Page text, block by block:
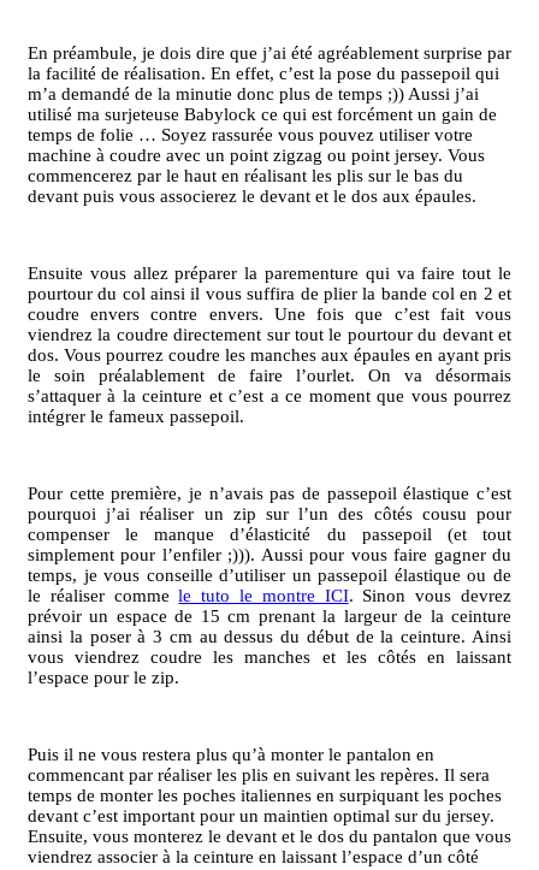
En préambule, je dois dire que j’ai été agréablement surprise par
la facilité de réalisation. En effet, c’est la pose du passepoil qui
m’a demandé de la minutie donc plus de temps ;)) Aussi j’ai
utilisé ma surjeteuse Babylock ce qui est forcément un gain de
temps de folie … Soyez rassurée vous pouvez utiliser votre
machine à coudre avec un point zigzag ou point jersey. Vous
commencerez par le haut en réalisant les plis sur le bas du
devant puis vous associerez le devant et le dos aux épaules.
Ensuite vous allez préparer la parementure qui va faire tout le
pourtour du col ainsi il vous suffira de plier la bande col en 2 et
coudre envers contre envers. Une fois que c’est fait vous
viendrez la coudre directement sur tout le pourtour du devant et
dos. Vous pourrez coudre les manches aux épaules en ayant pris
le soin préalablement de faire l’ourlet. On va désormais
s’attaquer à la ceinture et c’est a ce moment que vous pourrez
intégrer le fameux passepoil.
Pour cette première, je n’avais pas de passepoil élastique c’est
pourquoi j’ai réaliser un zip sur l’un des côtés cousu pour
compenser le manque d’élasticité du passepoil (et tout
simplement pour l’enfiler ;))). Aussi pour vous faire gagner du
temps, je vous conseille d’utiliser un passepoil élastique ou de
le réaliser commele tuto le montre ICI. Sinon vous devrez
prévoir un espace de 15 cm prenant la largeur de la ceinture
ainsi la poser à 3 cm au dessus du début de la ceinture. Ainsi
vous viendrez coudre les manches et les côtés en laissant
l’espace pour le zip.
Puis il ne vous restera plus qu’à monter le pantalon en
commencant par réaliser les plis en suivant les repères. Il sera
temps de monter les poches italiennes en surpiquant les poches
devant c’est important pour un maintien optimal sur du jersey.
Ensuite, vous monterez le devant et le dos du pantalon que vous
viendrez associer à la ceinture en laissant l’espace d’un côté